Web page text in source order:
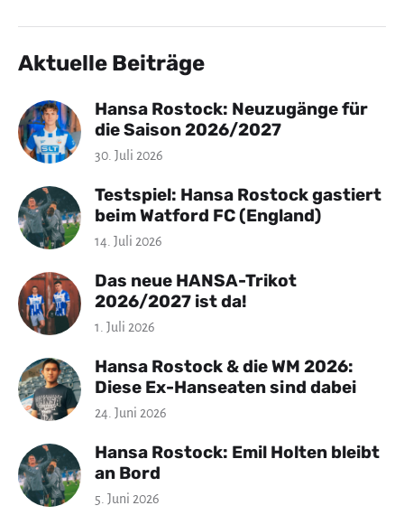
Aktuelle Beiträge
Hansa Rostock: Neuzugänge für
die Saison 2026/2027
30. Juli 2026
Testspiel: Hansa Rostock gastiert
beim Watford FC (England)
14. Juli 2026
Das neue HANSA-Trikot
2026/2027 ist da!
1. Juli 2026
Hansa Rostock & die WM 2026:
Diese Ex-Hanseaten sind dabei
24. Juni 2026
Hansa Rostock: Emil Holten bleibt
an Bord
5. Juni 2026